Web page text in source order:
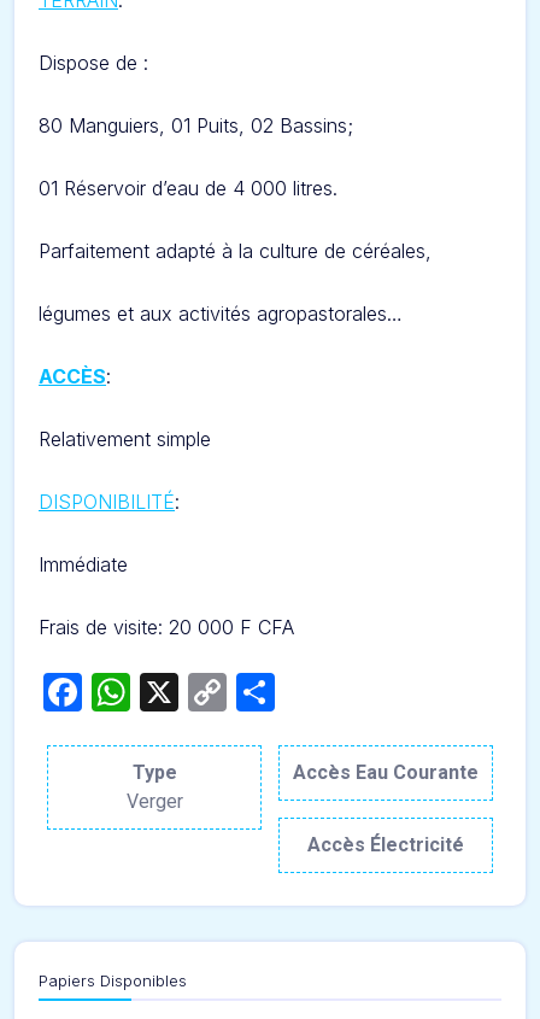
Dispose de :
80 Manguiers, 01 Puits, 02 Bassins;
01 Réservoir d’eau de 4 000 litres.
Parfaitement adapté à la culture de céréales,
légumes et aux activités agropastorales…
ACCÈS:
Relativement simple
DISPONIBILITÉ:
Immédiate
Frais de visite: 20 000 F CFA
Facebook
WhatsApp
X
Copy
Type
Verger
Accès Eau Courante
Accès Électricité
Papiers Disponibles